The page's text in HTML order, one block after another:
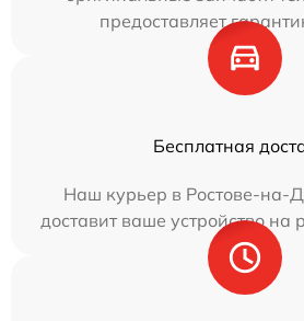
предоставляет
Бесплатная
Наш курьер в Ростове-на-
доставит ваше устройство на